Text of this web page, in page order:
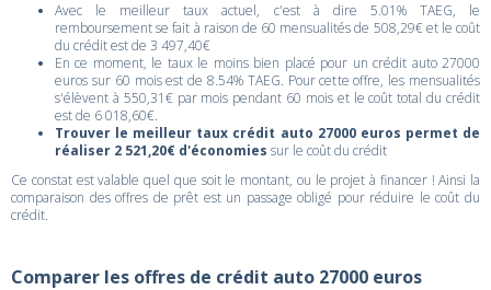
Avec le meilleur taux actuel, c'est à dire 5.01% TAEG, le
remboursement se fait à raison de 60 mensualités de 508,29€ et le coût
du crédit est de 3 497,40€
En ce moment, le taux le moins bien placé pour un crédit auto 27000
euros sur 60 mois est de 8.54% TAEG. Pour cette offre, les mensualités
s'élèvent à 550,31€ par mois pendant 60 mois et le coût total du crédit
est de 6 018,60€.
Trouver le meilleur taux crédit auto 27000 euros permet de
réaliser 2 521,20€ d'économies sur le coût du crédit
Ce constat est valable quel que soit le montant, ou le projet à financer ! Ainsi la
comparaison des offres de prêt est un passage obligé pour réduire le coût du
crédit.
Comparer les offres de crédit auto 27000 euros